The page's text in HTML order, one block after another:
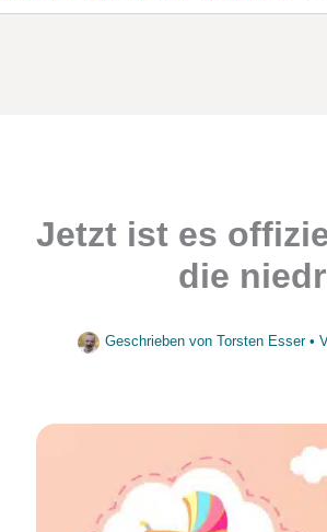
Jetzt ist es
die
Geschrieben von Torsten Esser •